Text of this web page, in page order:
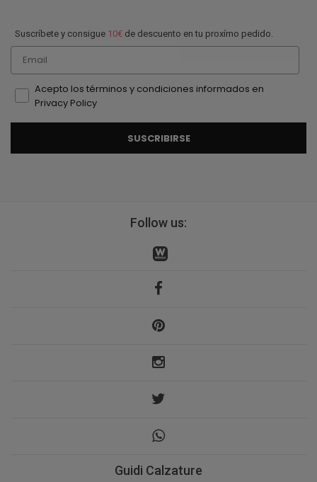
Suscríbete y consigue 10€ de descuento en tu proxímo pedido.
Email
Acepto los términos y condiciones informados en
Privacy Policy
SUSCRIBIRSE
Follow us:
Guidi Calzature